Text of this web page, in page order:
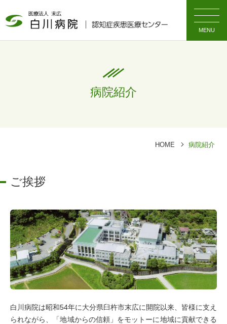
MENU
病院紹介
HOME 病院紹介
ご挨拶
白川病院は昭和54年に大分県臼杵市末広に開院以来、皆様に支え
られながら、「地域からの信頼」をモットーに地域に貢献できる